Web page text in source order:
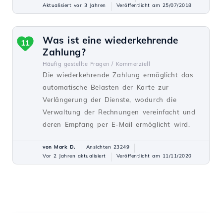
Aktualisiert vor 3 Jahren
Veröffentlicht am 25/07/2018
Was ist eine wiederkehrende
Zahlung?
Häufig gestellte Fragen / Kommerziell
Die wiederkehrende Zahlung ermöglicht das
automatische Belasten der Karte zur
Verlängerung der Dienste, wodurch die
Verwaltung der Rechnungen vereinfacht und
deren Empfang per E-Mail ermöglicht wird.
11
von Mark D.
Ansichten 23249
Vor 2 Jahren aktualisiert
Veröffentlicht am 11/11/2020